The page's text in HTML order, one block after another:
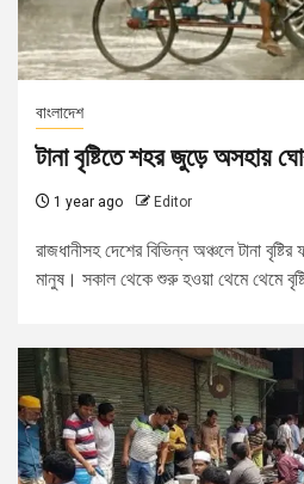
বাংলাদেশ
টানা বৃষ্টিতে শহর জুড়ে অসহায়
1 year ago Editor
রাজধানীসহ দেশের বিভিন্ন অঞ্চলে টানা
মানুষ। সকাল থেকে শুরু হওয়া থেমে থেমে